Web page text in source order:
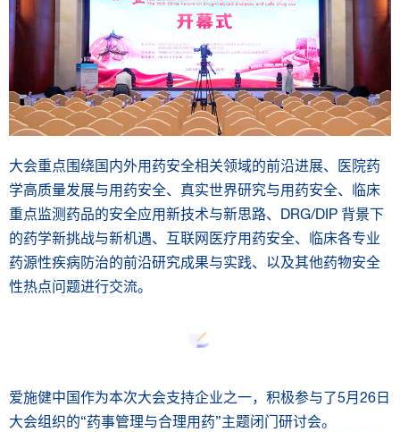
大会重点围绕国内外用药安全相关领域的前沿进展、医院药
学高质量发展与用药安全、真实世界研究与用药安全、临床
重点监测药品的安全应用新技术与新思路、DRG/DIP 背景下
的药学新挑战与新机遇、互联网医疗用药安全、临床各专业
药源性疾病防治的前沿研究成果与实践、以及其他药物安全
性热点问题进行交流。
爱施健中国作为本次大会支持企业之一，积极参与了5月26日
大会组织的“药事管理与合理用药”主题闭门研讨会。